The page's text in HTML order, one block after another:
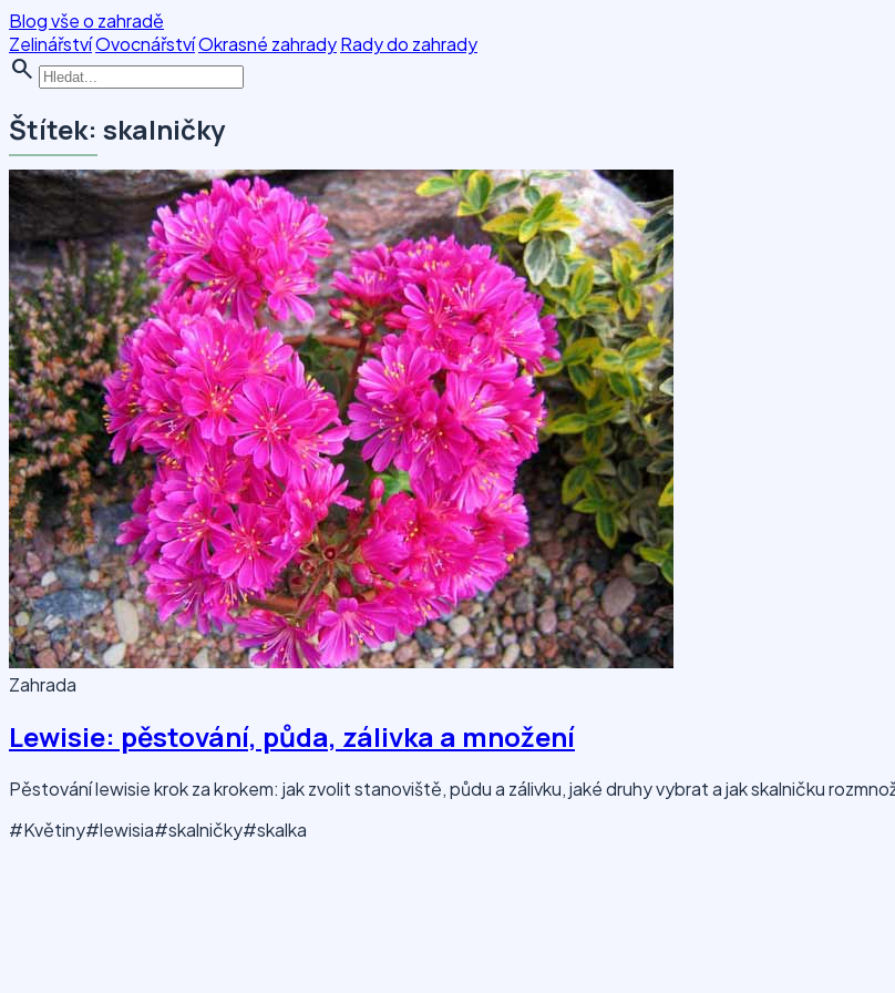
Blog vše o zahradě
ZelinářstvíOvocnářstvíOkrasné zahradyRady do zahrady
search
Štítek: skalničky
Zahrada
Lewisie: pěstování, půda, zálivka a množení
Pěstování lewisie krok za krokem: jak zvolit stanoviště, půdu a zálivku, jaké druhy vybrat a jak skalničku
#Květiny#lewisia#skalničky#skalka